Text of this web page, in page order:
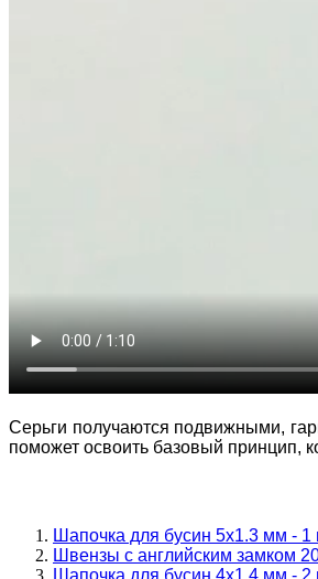
Серьги получаются подвижными,
поможет освоить базовый принцип,
Шапочка для бусин 5x1.3 мм - 1
Швензы c английcким замкoм
Шапочка для бусин 4x1.4 мм - 2